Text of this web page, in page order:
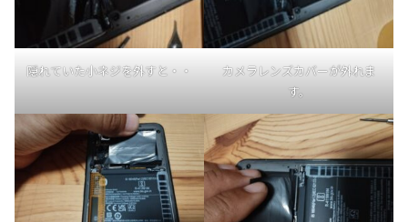
隠れていた小ネジを外すと・・
カメラレンズカバーが外れま
す。